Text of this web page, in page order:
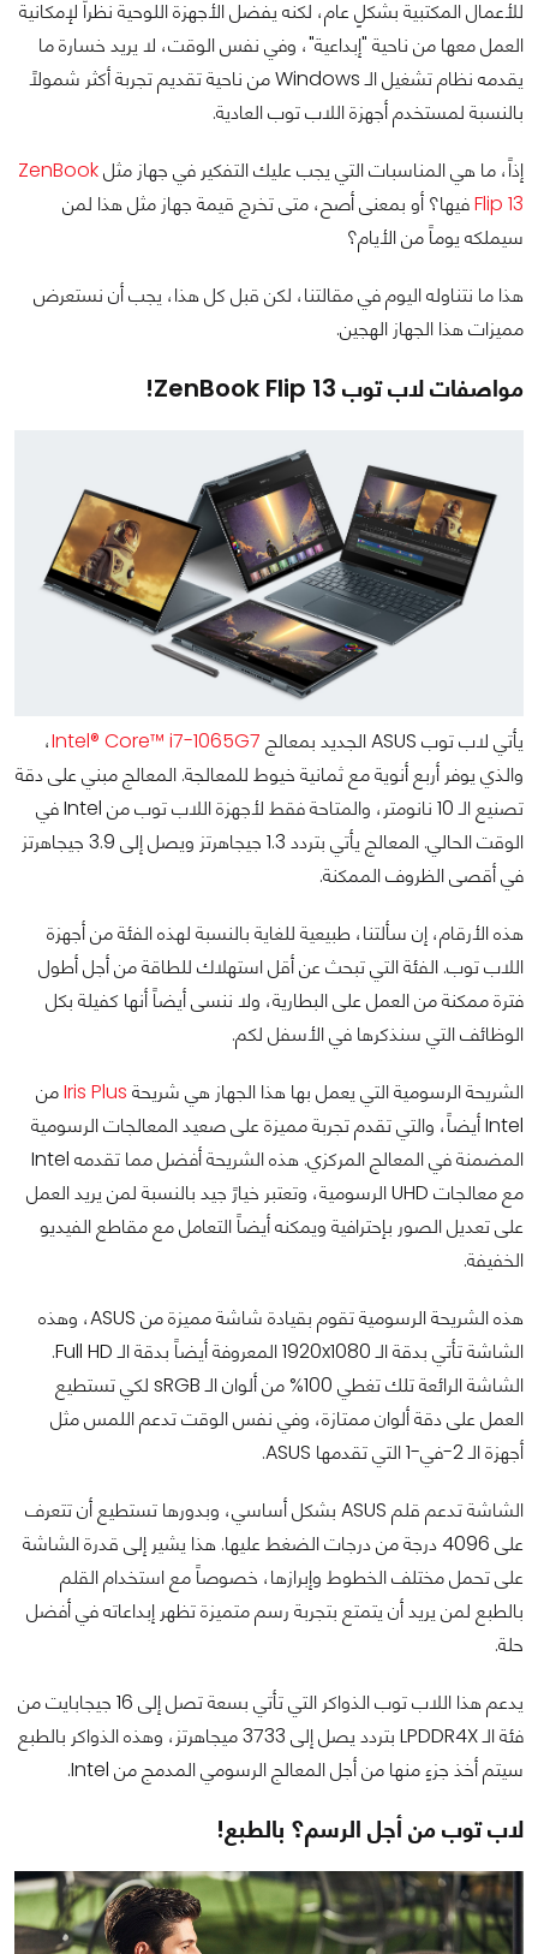
للأعمال المكتبية بشكلٍ عام، لكنه يفضل الأجهزة اللوحية نظراً لإمكانية
العمل معها من ناحية "إبداعية"، وفي نفس الوقت، لا يريد خسارة ما
يقدمه نظام تشغيل الـ Windows من ناحية تقديم تجربة أكثر شمولاً
بالنسبة لمستخدم أجهزة اللاب توب العادية.
إذاً، ما هي المناسبات التي يجب عليك التفكير في جهاز مثلZenBook
Flip 13فيها؟ أو بمعنى أصح، متى تخرج قيمة جهاز مثل هذا لمن
سيملكه يوماً من الأيام؟
هذا ما نتناوله اليوم في مقالتنا، لكن قبل كل هذا، يجب أن نستعرض
مميزات هذا الجهاز الهجين.
مواصفات لاب توب ZenBook Flip 13!
يأتي لاب توب ASUS الجديد بمعالج Intel® Core™ i7-1065G7،
والذي يوفر أربع أنوية مع ثمانية خيوط للمعالجة. المعالج مبني على دقة
تصنيع الـ 10 نانومتر، والمتاحة فقط لأجهزة اللاب توب من Intel في
الوقت الحالي. المعالج يأتي بتردد 1.3 جيجاهرتز ويصل إلى 3.9 جيجاهرتز
في أقصى الظروف الممكنة.
هذه الأرقام، إن سألتنا، طبيعية للغاية بالنسبة لهذه الفئة من أجهزة
اللاب توب. الفئة التي تبحث عن أقل استهلاك للطاقة من أجل أطول
فترة ممكنة من العمل على البطارية، ولا ننسى أيضاً أنها كفيلة بكل
الوظائف التي سنذكرها في الأسفل لكم.
الشريحة الرسومية التي يعمل بها هذا الجهاز هي شريحة Iris Plusمن
Intel أيضاً، والتي تقدم تجربة مميزة على صعيد المعالجات الرسومية
المضمنة في المعالج المركزي. هذه الشريحة أفضل مما تقدمه Intel
مع معالجات UHD الرسومية، وتعتبر خيارً جيد بالنسبة لمن يريد العمل
على تعديل الصور بإحترافية ويمكنه أيضاً التعامل مع مقاطع الفيديو
الخفيفة.
هذه الشريحة الرسومية تقوم بقيادة شاشة مميزة من ASUS، وهذه
الشاشة تأتي بدقة الـ 1920x1080 المعروفة أيضاً بدقة الـ Full HD.
الشاشة الرائعة تلك تغطي 100% من ألوان الـ sRGB لكي تستطيع
العمل على دقة ألوان ممتازة، وفي نفس الوقت تدعم اللمس مثل
أجهزة الـ 2-في-1 التي تقدمها ASUS.
الشاشة تدعم قلم ASUS بشكل أساسي، وبدورها تستطيع أن تتعرف
على 4096 درجة من درجات الضغط عليها. هذا يشير إلى قدرة الشاشة
على تحمل مختلف الخطوط وإبرازها، خصوصاً مع استخدام القلم
بالطبع لمن يريد أن يتمتع بتجربة رسم متميزة تظهر إبداعاته في أفضل
حلة.
يدعم هذا اللاب توب الذواكر التي تأتي بسعة تصل إلى 16 جيجابايت من
فئة الـ LPDDR4X بتردد يصل إلى 3733 ميجاهرتز، وهذه الذواكر بالطبع
سيتم أخذ جزءٍ منها من أجل المعالج الرسومي المدمج من Intel.
لاب توب من أجل الرسم؟ بالطبع!